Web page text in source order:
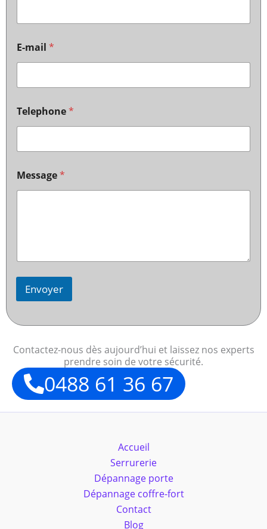
E-mail *
Telephone*
Message*
Envoyer
Contactez-nous dès aujourd’hui et laissez nos experts
prendre soin de votre sécurité.
0488 61 36 67
Accueil
Serrurerie
Dépannage porte
Dépannage coffre-fort
Contact
Blog